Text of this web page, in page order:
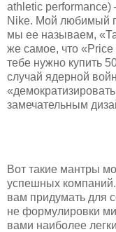
athletic performance)
Nike. Мой любимый
мы ее называем,
же самое, что
тебе нужно купить
случай ядерной
замечательным
Вот такие мантры
успешных
вам придумать для
не формулировки
вами наиболее